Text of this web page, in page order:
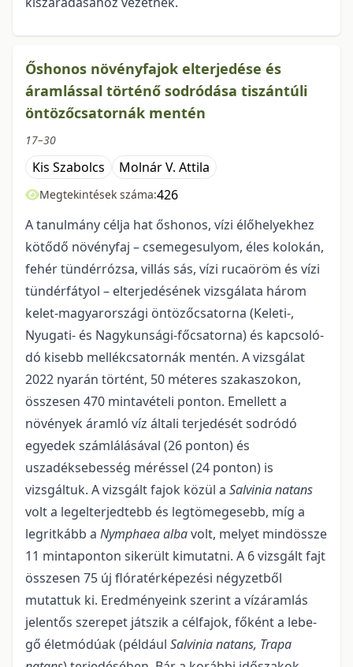
Őshonos növényfajok elterjedése és
áramlással történő sodródása tiszántúli
öntözőcsatornák mentén
17–30
Kis Szabolcs Molnár V. Attila
Megtekintések száma:426
A tanulmány célja hat őshonos, vízi élőhelyekhez
kötődő növényfaj – csemegesulyom, éles kolokán,
fehér tündérrózsa, villás sás, vízi rucaöröm és vízi
tündérfátyol – elterjedésének vizsgálata három
kelet-magyarországi öntözőcsatorna (Keleti-,
Nyugati- és Nagykunsági-főcsatorna) és kapcsoló­
dó kisebb mellékcsatornák mentén. A vizsgálat
2022 nyarán történt, 50 méteres szakaszokon,
összesen 470 mintavételi ponton. Emellett a
növények áramló víz általi terjedését sodródó
egyedek számlálásá­val (26 ponton) és
uszadéksebesség méréssel (24 ponton) is
vizsgáltuk. A vizsgált fajok közül a Salvinia natans
volt a legelterjedtebb és legtömegesebb, míg a
legritkább a Nymphaea albavolt, melyet mindös­sze
11 mintaponton sikerült kimutatni. A 6 vizsgált fajt
összesen 75 új flóratérképezési négyzetből
mutattuk ki. Eredményeink szerint a vízáramlás
jelentős szerepet játszik a célfajok, főként a lebe­
gő életmódúak (például Salvinia natans, Trapa